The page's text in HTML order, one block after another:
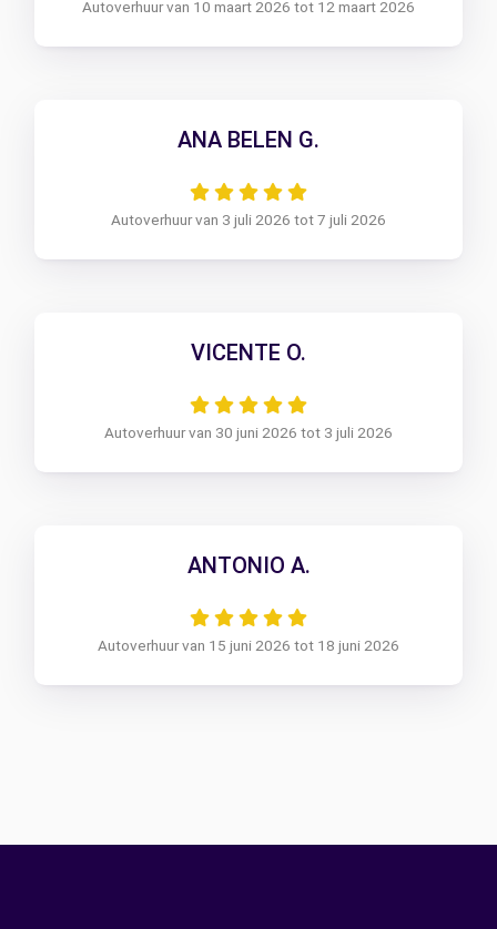
Autoverhuur van 10 maart 2026 tot 12 maart 2026
ANA BELEN G.
Autoverhuur van 3 juli 2026 tot 7 juli 2026
VICENTE O.
Autoverhuur van 30 juni 2026 tot 3 juli 2026
ANTONIO A.
Autoverhuur van 15 juni 2026 tot 18 juni 2026